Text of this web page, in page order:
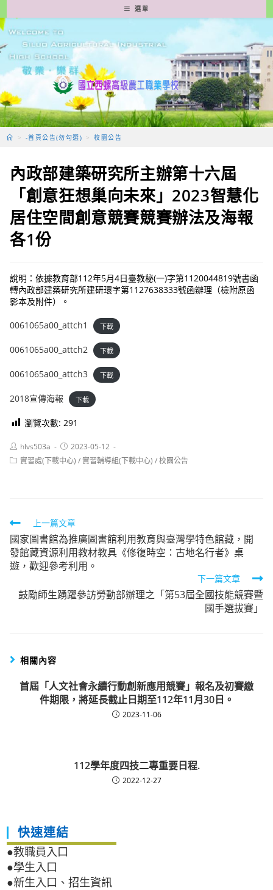
轉
至
要
容
選單
> -首頁公告(勿勾選) > 校園公告
內政部建築研究所主辦第十六屆
「創意狂想巢向未來」2023智慧化
居住空間創意競賽競賽辦法及海報
各1份
說明：依據教育部112年5月4日臺教秘(一)字第1120044819號書函
轉內政部建築研究所建研環字第1127638333號函辦理（檢附原函
影本及附件）。
0061065a00_attch1 下載
0061065a00_attch2 下載
0061065a00_attch3 下載
2018宣傳海報 下載
瀏覽次數: 291
Post
author:
hlvs503a
Post
published:
2023-05-12
Post實習處(下載中心) / 實習輔導組(下載中心) /校園公告
Read
more
articles
上一篇文章
國家圖書館為推廣圖書館利用教育與臺灣學特色館藏，開
發館藏資源利用教材教具《修復時空：古地名行者》桌
遊，歡迎參考利用。
下一篇文章
鼓勵師生踴躍參訪勞動部辦理之「第53屆全國技能競賽暨
國手選拔賽」
相關內容
首屆「人文社會永續行動創新應用競賽」報名及初賽繳
件期限，將延長截止日期至112年11月30日。
2023-11-06
112學年度四技二專重要日程.
2022-12-27
快速連結
●教職員入口
●學生入口
●新生入口、招生資訊